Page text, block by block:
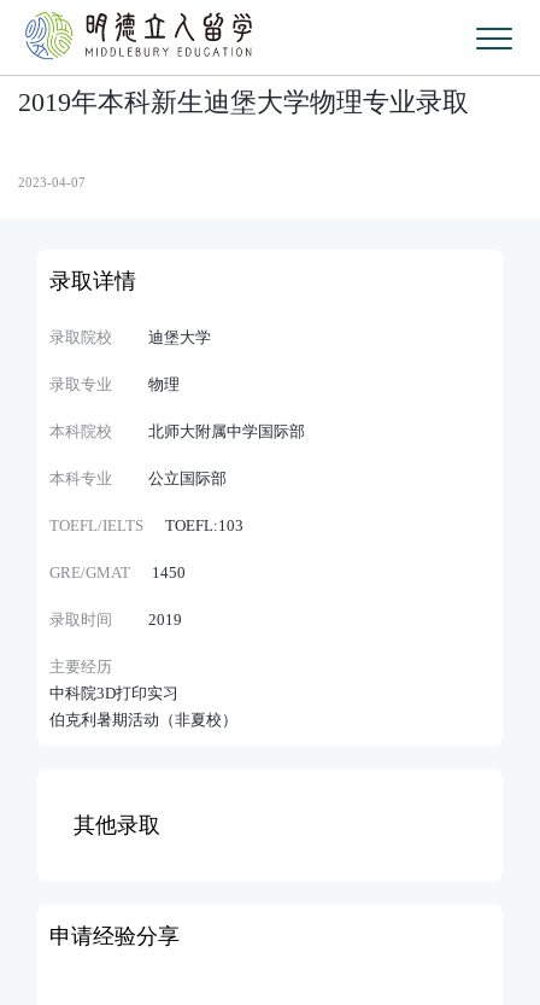
2019年本科新生迪堡大学物理专业录取
2023-04-07
录取详情
录取院校 迪堡大学
录取专业 物理
本科院校 北师大附属中学国际部
本科专业 公立国际部
TOEFL/IELTS TOEFL:103
GRE/GMAT 1450
录取时间 2019
主要经历
中科院3D打印实习
伯克利暑期活动（非夏校）
其他录取
申请经验分享